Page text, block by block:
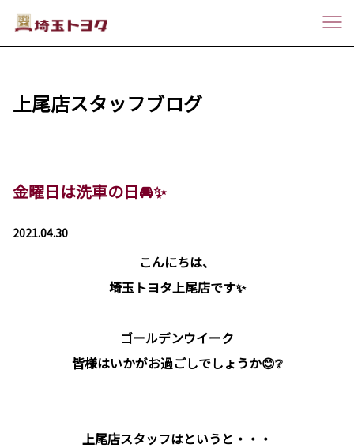
上尾店スタッフブログ
金曜日は洗車の日🚘✨
2021.04.30
こんにちは、
埼玉トヨタ上尾店です✨
ゴールデンウイーク
皆様はいかがお過ごしでしょうか😊❔
上尾店スタッフはというと・・・